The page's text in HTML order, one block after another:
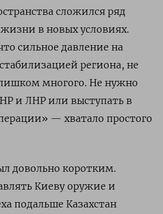
сложился ряд
в новых условиях.
сильное давление на
региона, не
многого. Не нужно
и ЛНР или выступать в
— хватало простого
довольно коротким.
Киеву оружие и
подальше Казахстан